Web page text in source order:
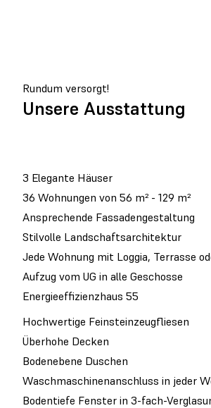
Rundum versorgt!
Unsere Ausstattung
3 Elegante Häuser
36 Wohnungen von 56 m² - 129 m²
Ansprechende Fassadengestaltung
Stilvolle Landschaftsarchitektur
Jede Wohnung mit Loggia, Terrasse
Aufzug vom UG in alle Geschosse
Energieeffizienzhaus 55
Hochwertige Feinsteinzeugfliesen
Überhohe Decken
Bodenebene Duschen
Waschmaschinenanschluss in jeder
Bodentiefe Fenster in 3-fach-